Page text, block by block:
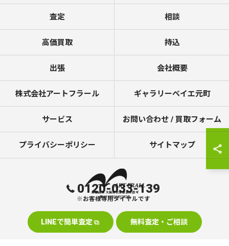
0120-033-139
※お客様専用ダイヤルです
LINEで簡単査定 無料査定・ご相談
査定 相談
高価買取 持込
出張 会社概要
株式会社アートフラール ギャラリーベイエ元町
サービス お問い合わせ / 買取フォーム
プライバシーポリシー サイトマップ
© 2026 美術品の買取なら株式会社アートフラール ALL RIGHTS RESERVED.